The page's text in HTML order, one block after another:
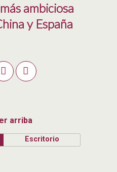
ambiciosa
y España
arriba
Escritorio